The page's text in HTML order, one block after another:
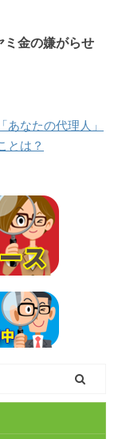
ミ金の嫌がらせ
なたの代理人」
とは？